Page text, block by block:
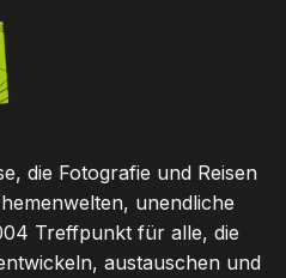
die Fotografie und Reisen
unendliche
Treffpunkt für alle, die
austauschen und